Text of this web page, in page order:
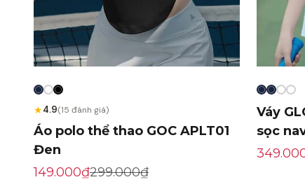
★4.9(15 đánh giá)
Áo polo thể thao GOC APLT01
Đen
Giá khuyến mãi
149.000₫Giá gốc
299.000₫
Váy
sọc
Giá